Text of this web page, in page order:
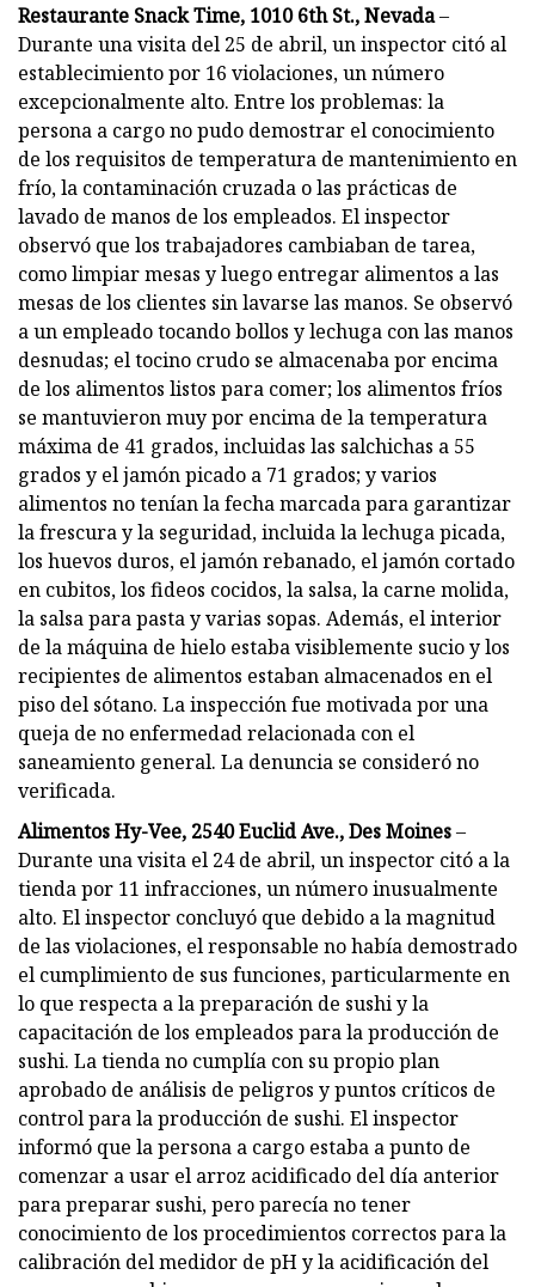
Restaurante Snack Time, 1010 6th St., Nevada–
Durante una visita del 25 de abril, un inspector citó al
establecimiento por 16 violaciones, un número
excepcionalmente alto. Entre los problemas: la
persona a cargo no pudo demostrar el conocimiento
de los requisitos de temperatura de mantenimiento en
frío, la contaminación cruzada o las prácticas de
lavado de manos de los empleados. El inspector
observó que los trabajadores cambiaban de tarea,
como limpiar mesas y luego entregar alimentos a las
mesas de los clientes sin lavarse las manos. Se observó
a un empleado tocando bollos y lechuga con las manos
desnudas; el tocino crudo se almacenaba por encima
de los alimentos listos para comer; los alimentos fríos
se mantuvieron muy por encima de la temperatura
máxima de 41 grados, incluidas las salchichas a 55
grados y el jamón picado a 71 grados; y varios
alimentos no tenían la fecha marcada para garantizar
la frescura y la seguridad, incluida la lechuga picada,
los huevos duros, el jamón rebanado, el jamón cortado
en cubitos, los fideos cocidos, la salsa, la carne molida,
la salsa para pasta y varias sopas. Además, el interior
de la máquina de hielo estaba visiblemente sucio y los
recipientes de alimentos estaban almacenados en el
piso del sótano. La inspección fue motivada por una
queja de no enfermedad relacionada con el
saneamiento general. La denuncia se consideró no
verificada.
Alimentos Hy-Vee, 2540 Euclid Ave., Des Moines–
Durante una visita el 24 de abril, un inspector citó a la
tienda por 11 infracciones, un número inusualmente
alto. El inspector concluyó que debido a la magnitud
de las violaciones, el responsable no había demostrado
el cumplimiento de sus funciones, particularmente en
lo que respecta a la preparación de sushi y la
capacitación de los empleados para la producción de
sushi. La tienda no cumplía con su propio plan
aprobado de análisis de peligros y puntos críticos de
control para la producción de sushi. El inspector
informó que la persona a cargo estaba a punto de
comenzar a usar el arroz acidificado del día anterior
para preparar sushi, pero parecía no tener
conocimiento de los procedimientos correctos para la
calibración del medidor de pH y la acidificación del